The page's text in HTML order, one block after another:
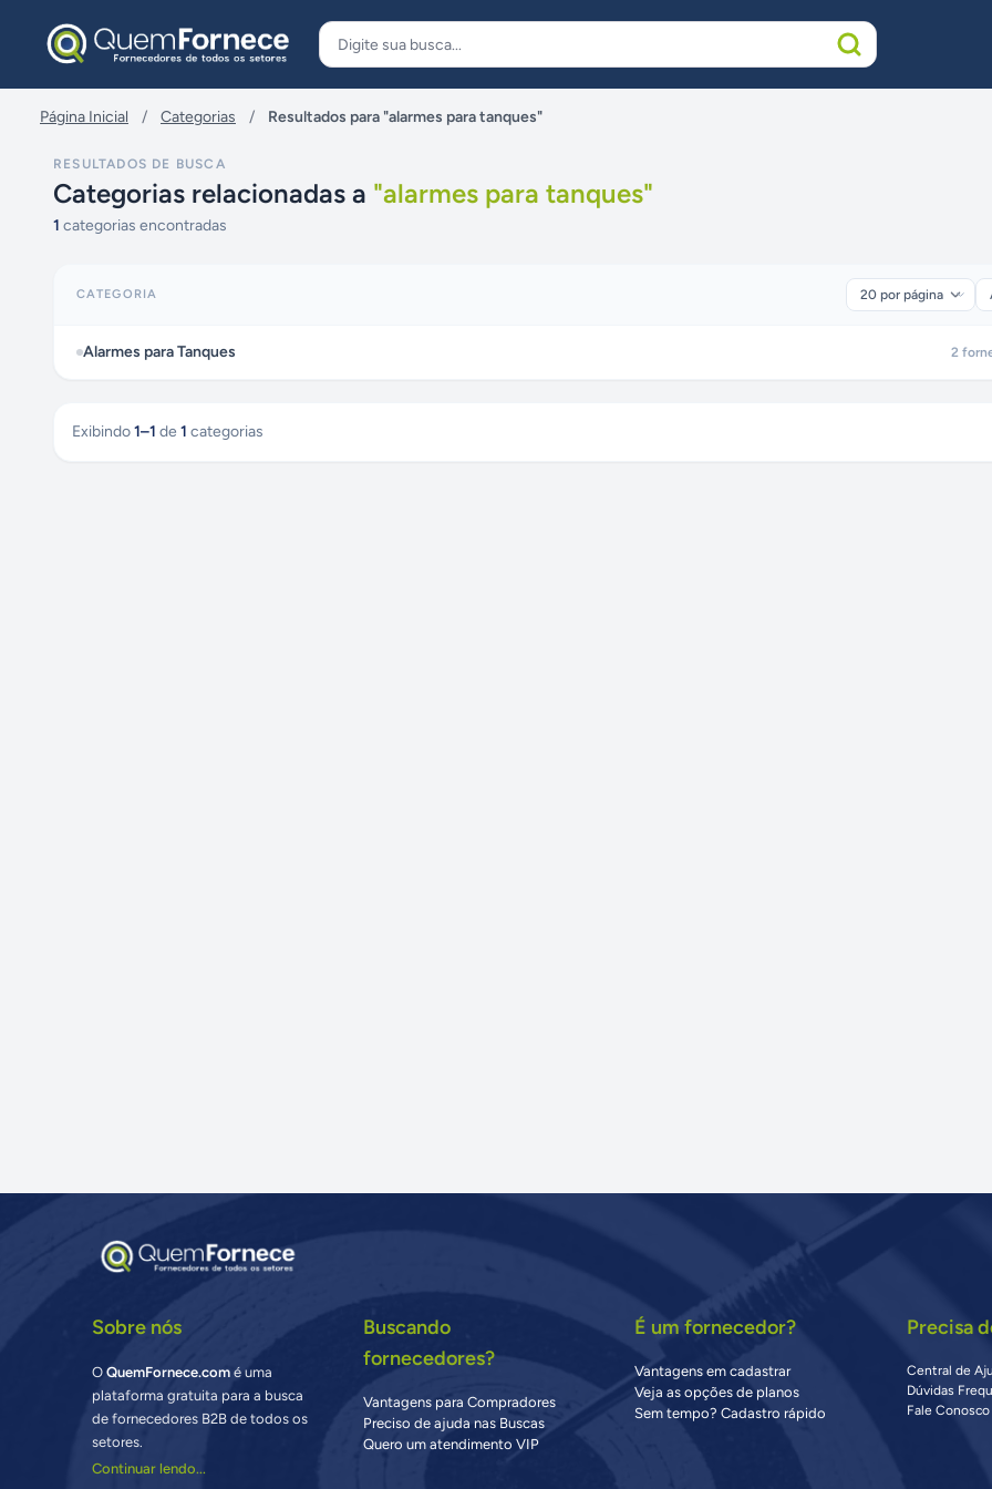
Página Inicial / Categorias / Resultados para "alarmes para tanques"
RESULTADOS DE BUSCA
Categorias relacionadas a "alarmes para tanques"
1 categorias encontradas
CATEGORIA
Alarmes para Tanques 2
Exibindo1–1 de 1 categorias
Sobre nós
OQuemFornece.com é uma
plataforma gratuita para a busca
de fornecedores B2B de todos os
setores.
Continuar lendo...
Buscando
fornecedores?
Vantagens para Compradores
Preciso de ajuda nas Buscas
Quero um atendimento VIP
É um fornecedor?
Vantagens em cadastrar
Veja as opções de planos
Sem tempo? Cadastro rápido
Precisa
Central de
Dúvidas
Fale Conosco